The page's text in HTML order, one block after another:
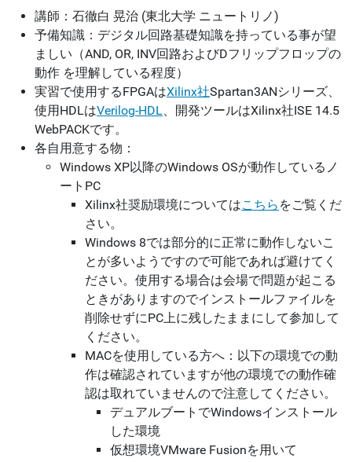
講師：石徹白 晃治 (東北大学 ニュートリノ)
予備知識：デジタル回路基礎知識を持っている事が望
ましい（AND, OR, INV回路およびDフリップフロップの
動作 を理解している程度）
実習で使用するFPGAはXilinx社Spartan3ANシリーズ、
使用HDLはVerilog-HDL 、開発ツールはXilinx社ISE 14.5
WebPACKです。
各自用意する物：
Windows XP以降のWindows OSが動作しているノ
ートPC
Xilinx社奨励環境についてはこちら をご覧くだ
さい。
Windows 8では部分的に正常に動作しないこ
とが多いようですので可能であれば避けてく
ださい。使用する場合は会場で問題が起こる
ときがありますのでインストールファイルを
削除せずにPC上に残したままにして参加して
ください。
MACを使用している方へ：以下の環境での動
作は確認されていますが他の環境での動作確
認は取れていませんので注意してください。
デュアルブートでWindowsインストール
した環境
仮想環境VMware Fusionを用いて